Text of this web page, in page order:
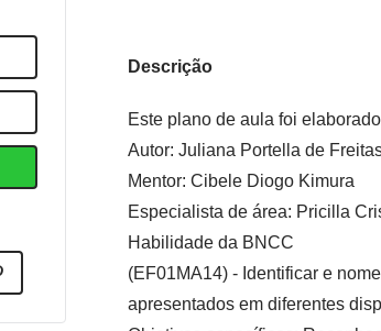
Descrição
Este plano de aula foi
Autor: Juliana Portella de
Mentor: Cibele Diogo Kimura
Especialista de área: Pricilla
Habilidade da BNCC
(EF01MA14) - Identificar e
apresentados em diferentes